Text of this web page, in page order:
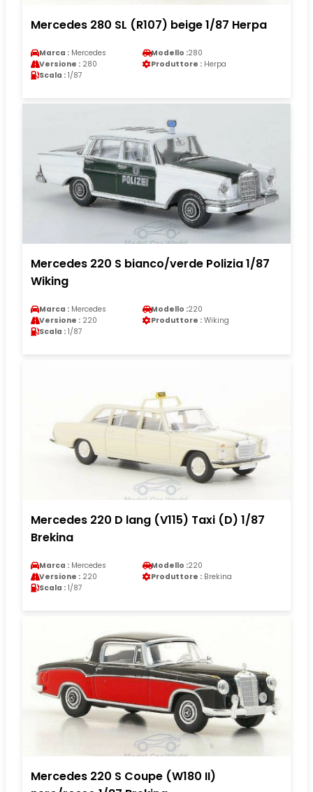
Mercedes 280 SL (R107) beige 1/87 Herpa
Marca : Mercedes Modello :280
Versione : 280 Produttore : Herpa
Scala : 1/87
Mercedes 220 S bianco/verde Polizia 1/87
Wiking
Marca : Mercedes Modello :220
Versione : 220 Produttore : Wiking
Scala : 1/87
Mercedes 220 D lang (V115) Taxi (D) 1/87
Brekina
Marca : Mercedes Modello :220
Versione : 220 Produttore : Brekina
Scala : 1/87
Mercedes 220 S Coupe (W180 II)